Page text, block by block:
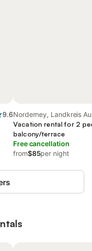
9.6Norderney, Landkreis
Vacation rental for 2
balcony/terrace
Free cancellation
from$85per night